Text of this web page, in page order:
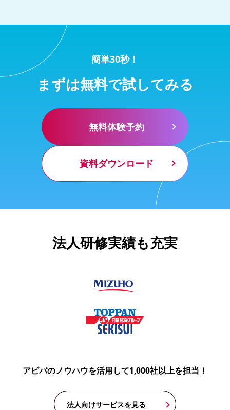
簡単30秒！
まずは無料で試してみる
無料体験予約
資料ダウンロード
法人研修実績も充実
アビバのノウハウを活用して1,000社以上を担当！
法人向けサービスを見る